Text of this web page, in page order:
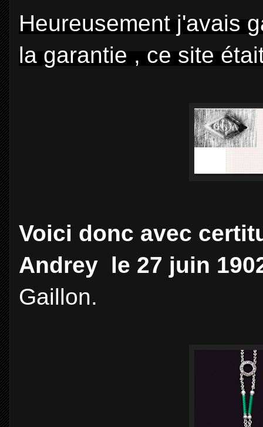
Heureusement j'avais
la garantie , ce site
Voici donc avec
Andrey le 27 juin
Gaillon.